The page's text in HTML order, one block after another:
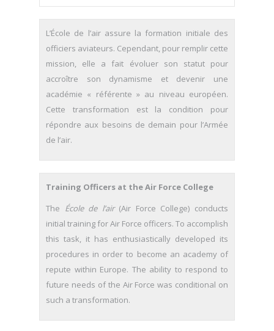
L’École de l’air assure la formation initiale des
officiers aviateurs. Cependant, pour remplir cette
mission, elle a fait évoluer son statut pour
accroître son dynamisme et devenir une
académie « référente » au niveau européen.
Cette transformation est la condition pour
répondre aux besoins de demain pour l’Armée
de l’air.
Training Officers at the Air Force College
The École de l’air(Air Force College) conducts
initial training for Air Force officers. To accomplish
this task, it has enthusiastically developed its
procedures in order to become an academy of
repute within Europe. The ability to respond to
future needs of the Air Force was conditional on
such a transformation.